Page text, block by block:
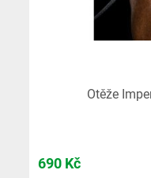
Otěže
690 Kč